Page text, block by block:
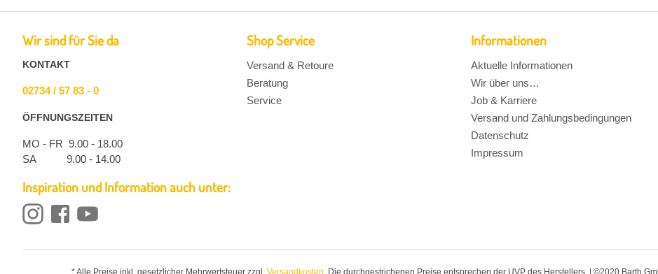
Wir sind für Sie da
KONTAKT
02734 / 57 83 - 0
ÖFFNUNGSZEITEN
MO - FR 9.00 - 18.00
SA 9.00 - 14.00
Inspiration und Information auch unter:
Shop Service
Versand & Retoure
Beratung
Service
Informationen
Aktuelle Informationen
Wir über uns…
Job & Karriere
Versand und Zahlungsbedingungen
Datenschutz
Impressum
* Alle Preise inkl. gesetzlicher Mehrwertsteuer zzgl. Versandkosten . Die durchgestrichenen Preise entsprechen der UVP des Herstellers. | ©2020 Barth